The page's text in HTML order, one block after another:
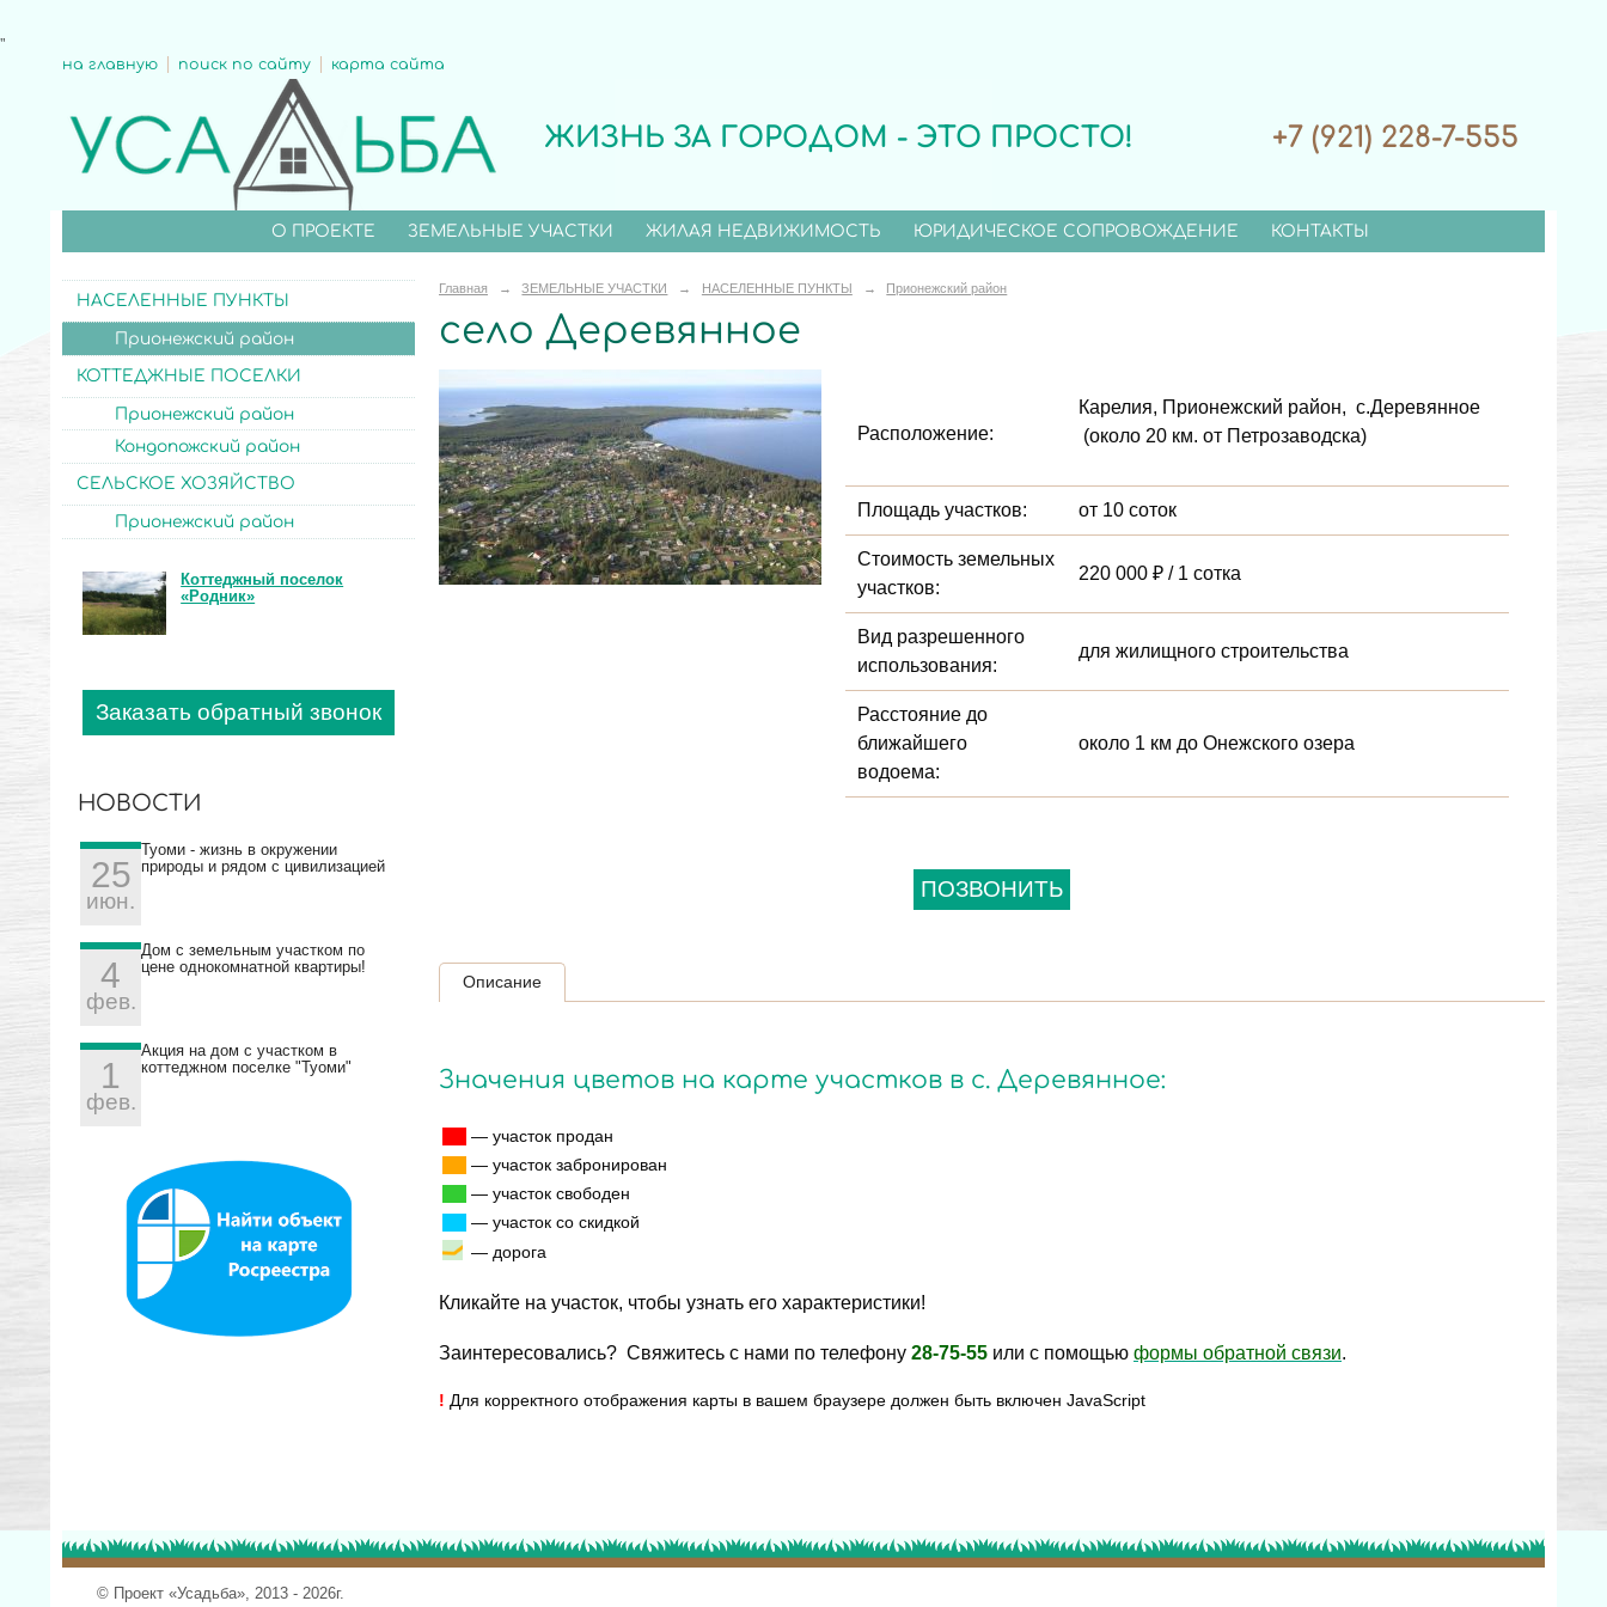
"
на главную поиск по сайту карта сайта
ЖИЗНЬ ЗА ГОРОДОМ - ЭТО ПРОСТО! +7 (921) 228-7-555
О ПРОЕКТЕ ЗЕМЕЛЬНЫЕ УЧАСТКИ ЖИЛАЯ НЕДВИЖИМОСТЬ ЮРИДИЧЕСКОЕ СОПРОВОЖДЕНИЕ КОНТАКТЫ
НАСЕЛЕННЫЕ ПУНКТЫ
Прионежский район
КОТТЕДЖНЫЕ ПОСЕЛКИ
Прионежский район
Кондопожский район
СЕЛЬСКОЕ ХОЗЯЙСТВО
Прионежский район
Коттеджный поселок
«Родник»
Заказать обратный звонок
НОВОСТИ
25
июн.
Туоми - жизнь в окружении
природы и рядом с цивилизацией
4
фев.
Дом с земельным участком по
цене однокомнатной квартиры!
1
фев.
Акция на дом с участком в
коттеджном поселке "Туоми"
Главная → ЗЕМЕЛЬНЫЕ УЧАСТКИ → НАСЕЛЕННЫЕ ПУНКТЫ → Прионежский район
село Деревянное
Расположение:
Карелия, Прионежский район, с.Деревянное
(около 20 км. от Петрозаводска)
Площадь участков: от 10 соток
Стоимость земельных
участков:
220 000 ₽ / 1 сотка
Вид разрешенного
использования:
для жилищного строительства
Расстояние до
ближайшего
водоема:
около 1 км до Онежского озера
ПОЗВОНИТЬ
Описание
Значения цветов на карте участков в с. Деревянное:
— участок продан
— участок забронирован
— участок свободен
— участок со скидкой
— дорога
Кликайте на участок, чтобы узнать его характеристики!
Заинтересовались? Свяжитесь с нами по телефону 28-75-55 или с помощью формы обратной связи.
! Для корректного отображения карты в вашем браузере должен быть включен JavaScript
© Проект «Усадьба», 2013 - 2026г.